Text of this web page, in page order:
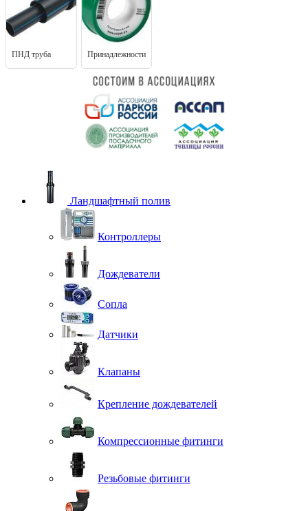
ПНД труба Принадлежности
Ландшафтный полив
Контроллеры
Дождеватели
Сопла
Датчики
Клапаны
Крепление дождевателей
Компрессионные фитинги
Резьбовые фитинги